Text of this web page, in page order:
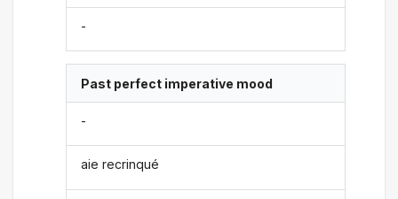
-
Past perfect imperative mood
-
aie recrinqué